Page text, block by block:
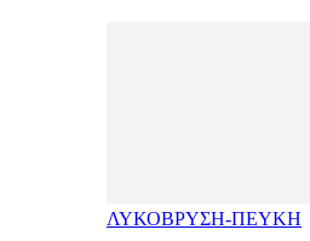
ΛΥΚΟΒΡΥΣΗ-ΠΕΥΚΗ